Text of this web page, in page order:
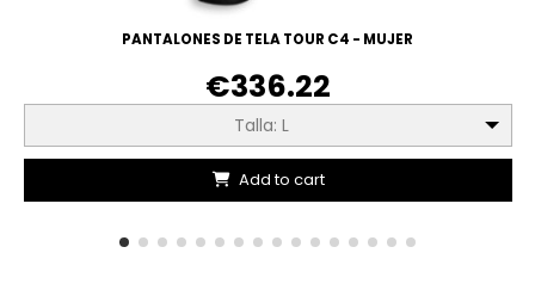
PANTALONES DE TELA TOUR C4 - MUJER
€336.22
Talla: L
Add to cart